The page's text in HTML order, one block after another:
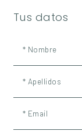
Tus datos
* Nombre
* Apellidos
* Email